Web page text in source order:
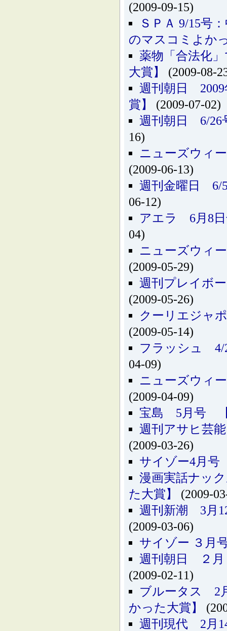
(2009-09-15)
ＳＰＡ 9/15号
のマスコミよか
薬物「合法化
大賞】
(2009-08-
週刊朝日
賞】
(2009-07-02)
週刊朝日 6/26
16)
ニューズウィ
(2009-06-13)
週刊金曜日 6/
06-12)
アエラ 6月8
04)
ニューズウィ
(2009-05-29)
週刊プレイボ
(2009-05-26)
クーリエジャ
(2009-05-14)
フラッシュ 4/
04-09)
ニューズウィ
(2009-04-09)
宝島 5月号 【
週刊アサヒ芸
(2009-03-26)
サイゾー4月
漫画実話ナッ
た大賞】
(2009-
週刊新潮 3月
(2009-03-06)
サイゾー ３月
週刊朝日 ２月
(2009-02-11)
ブルータス 2
かった大賞】
週刊現代 2月